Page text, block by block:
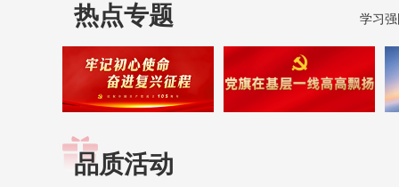
热点专题 学习
品质活动